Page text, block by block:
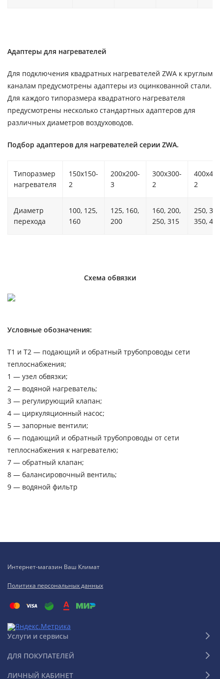
Адаптеры для нагревателей
Для подключения квадратных нагревателей ZWA к круглым
каналам предусмотрены адаптеры из оцинкованной стали.
Для каждого типоразмера квадратного нагревателя
предусмотрены несколько стандартных адаптеров для
различных диаметров воздуховодов.
Подбор адаптеров для нагревателей серии ZWA.
Типоразмер
нагревателя
150х150-
2
200х200-
3
300х300-
2
2
Диаметр
перехода
100, 125,
160
125, 160,
200
160, 200,
250, 315
250,
350,
Схема обвязки
Условные обозначения:
Т1 и Т2 — подающий и обратный трубопроводы сети
теплоснабжения;
1 — узел обвязки;
2 — водяной нагреватель;
3 — регулирующий клапан;
4 — циркуляционный насос;
5 — запорные вентили;
6 — подающий и обратный трубопроводы от сети
теплоснабжения к нагревателю;
7 — обратный клапан;
8 — балансировочный вентиль;
9 — водяной фильтр
Интернет-магазин Ваш Климат
Политика персональных данных
Услуги и сервисы
ДЛЯ ПОКУПАТЕЛЕЙ
ЛИЧНЫЙ КАБИНЕТ